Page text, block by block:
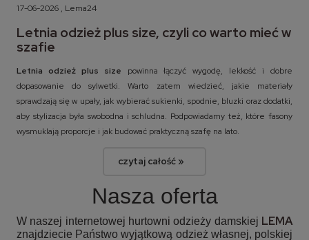
17-06-2026 , Lema24
Letnia odzież plus size, czyli co warto mieć w
szafie
Letnia odzież plus size powinna łączyć wygodę, lekkość i dobre
dopasowanie do sylwetki. Warto zatem wiedzieć, jakie materiały
sprawdzają się w upały, jak wybierać sukienki, spodnie, bluzki oraz dodatki,
aby stylizacja była swobodna i schludna. Podpowiadamy też, które fasony
wysmuklają proporcje i jak budować praktyczną szafę na lato.
czytaj całość »
Nasza oferta
W naszej internetowej hurtowni odzieży damskiej LEMA
znajdziecie Państwo wyjątkową odzież własnej, polskiej